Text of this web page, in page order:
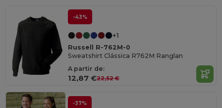
-43%
+1
Russell R-762M-0
Sweatshirt Clássica R762M Ranglan
A partir de:
12,87 €22,52 €
-37%